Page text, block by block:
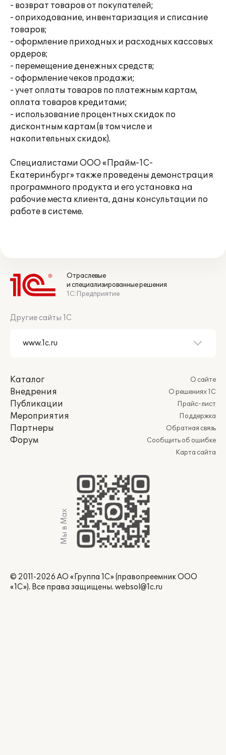
- возврат товаров от покупателей;
- оприходование, инвентаризация и списание
товаров;
- оформление приходных и расходных кассовых
ордеров;
- перемещение денежных средств;
- оформление чеков продажи;
- учет оплаты товаров по платежным картам,
оплата товаров кредитами;
- использование процентных скидок по
дисконтным картам (в том числе и
накопительных скидок).
Специалистами ООО «Прайм-1С-
Екатеринбург» также проведены демонстрация
программного продукта и его установка на
рабочие места клиента, даны консультации по
работе в системе.
Отраслевые
и специализированные решения
1С:Предприятие
Другие сайты 1С
Каталог
Внедрения
Публикации
Мероприятия
Партнеры
Форум
О сайте
О решениях 1С
Прайс-лист
Поддержка
Обратная связь
Сообщить об ошибке
Карта сайта
Мы в Max
© 2011-2026 АО «Группа 1С» (правопреемник ООО
«1С»). Все права защищены. websol@1c.ru